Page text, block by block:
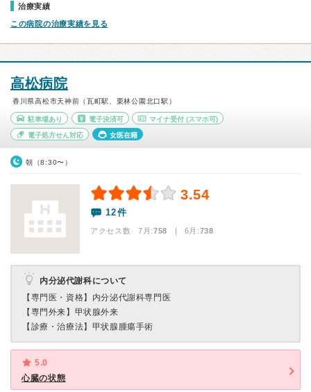
治療実績
この病院の治療実績を見る
高松病院
香川県高松市天神前（瓦町駅、栗林公園北口駅）
駐車場あり 電子決済可 マイナ受付 (スマホ可)
電子処方せん対応 女医在籍
朝（8:30〜）
3.54
12件
アクセス数 7月:758 | 6月:738
内分泌代謝科について
【専門医・資格】 内分泌代謝科専門医
【専門外来】 甲状腺外来
【診療・治療法】 甲状腺腫瘍手術
5.0
心臓の状態